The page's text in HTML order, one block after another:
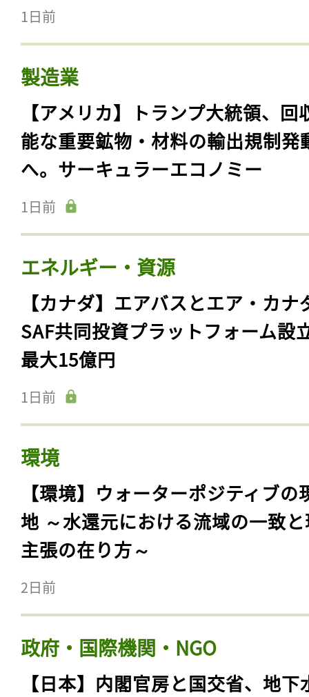
1日前
製造業
【アメリカ】トランプ大統領、回
能な重要鉱物・材料の輸出規制発
へ。サーキュラーエコノミー
1日前
エネルギー・資源
【カナダ】エアバスとエア・カナ
SAF共同投資プラットフォーム設
最大15億円
1日前
環境
【環境】ウォーターポジティブの
地 ～水還元における流域の一致
主張の在り方～
2日前
政府・国際機関・NGO
【日本】内閣官房と国交省、地下